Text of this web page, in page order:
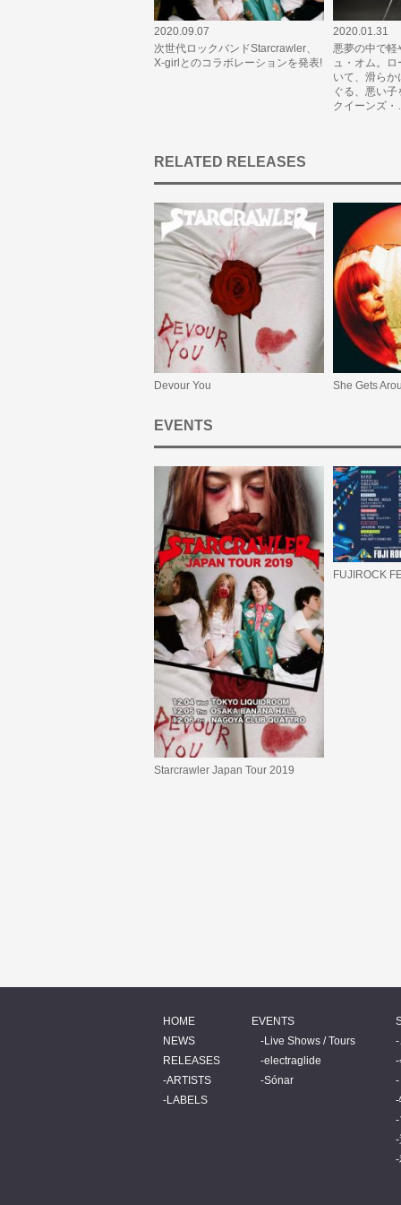
2020.09.07
次世代ロックバンドStarcrawler、
X-girlとのコラボレーションを発表!
2020.01.31
悪夢の中で軽
ュ・オム。
いて、滑ら
ぐる、悪い
クイーンズ
RELATED RELEASES
Devour You She Gets
EVENTS
Starcrawler Japan Tour 2019
FUJIROCK
HOME
NEWS
RELEASES
ARTISTS
LABELS
EVENTS
Live Shows / Tours
electraglide
Sónar